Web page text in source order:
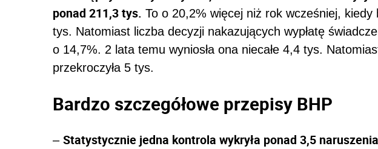
ponad 211,3 tys. To o 20,2% więcej niż rok wcześniej, kiedy
tys. Natomiast liczba decyzji nakazujących wypłatę
o 14,7%. 2 lata temu wyniosła ona niecałe 4,4 tys.
przekroczyła 5 tys.
Bardzo szczegółowe przepisy BHP
– Statystycznie jedna kontrola wykryła ponad 3,5